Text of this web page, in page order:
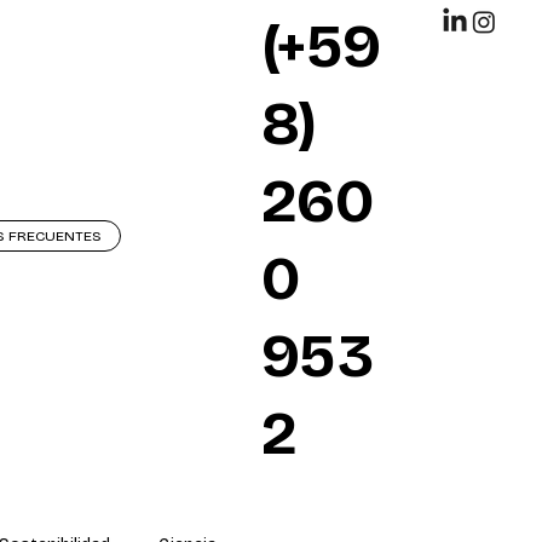
FRECUENTES
(+59
8)
260
0
953
2